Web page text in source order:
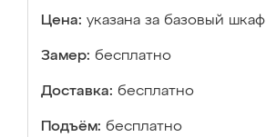
Цена: указана за базовый шкаф
Замер: бесплатно
Доставка: бесплатно
Подъём: бесплатно